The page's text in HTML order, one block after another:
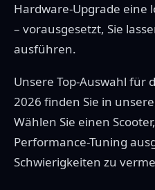
Hardware-Upgrade eine
– vorausgesetzt, Sie
ausführen.
Unsere Top-Auswahl für
2026 finden Sie in
Wählen Sie einen
Performance-Tuning
Schwierigkeiten zu